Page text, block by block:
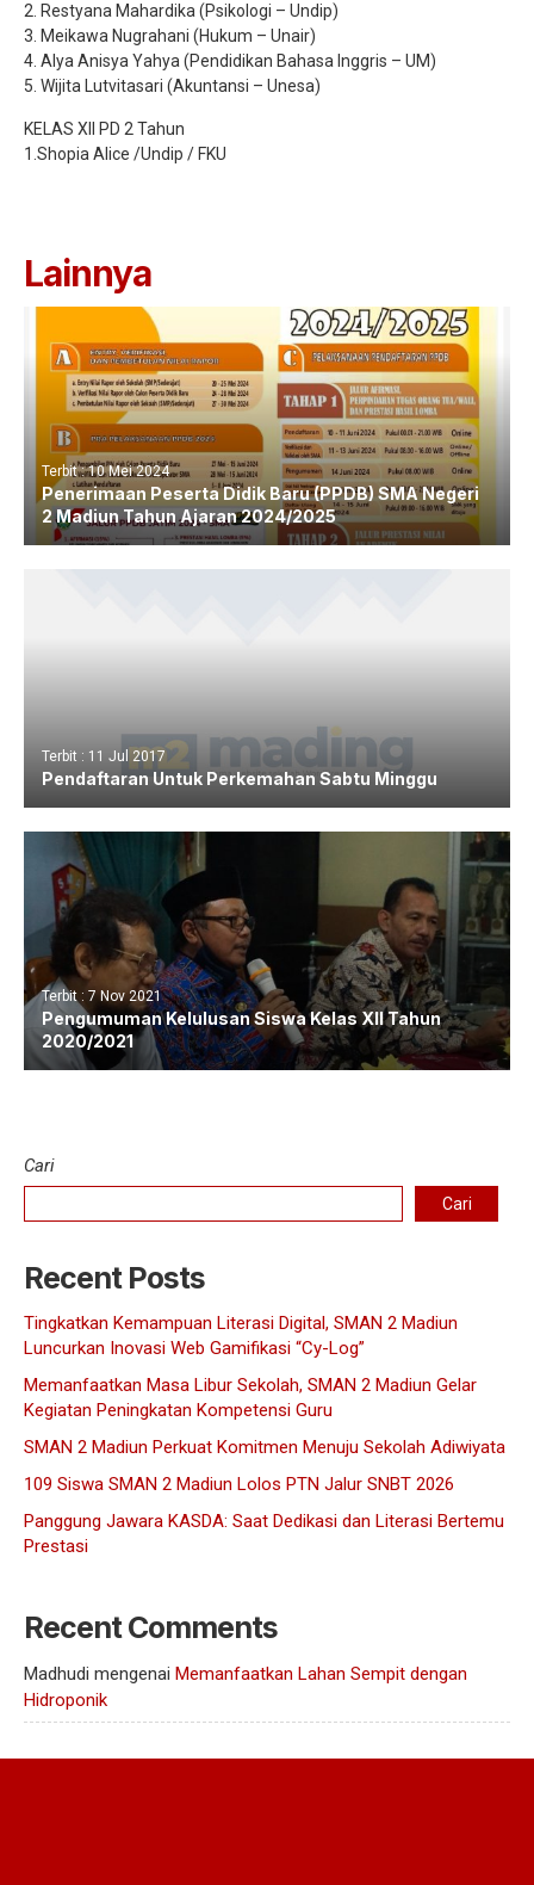
2. Restyana Mahardika (Psikologi – Undip)
3. Meikawa Nugrahani (Hukum – Unair)
4. Alya Anisya Yahya (Pendidikan Bahasa Inggris – UM)
5. Wijita Lutvitasari (Akuntansi – Unesa)
KELAS XII PD 2 Tahun
1.Shopia Alice /Undip / FKU
Lainnya
Terbit : 10 Mei 2024
Penerimaan Peserta Didik Baru (PPDB) SMA Negeri
2 Madiun Tahun Ajaran 2024/2025
Terbit : 11 Jul 2017
Pendaftaran Untuk Perkemahan Sabtu Minggu
Terbit : 7 Nov 2021
Pengumuman Kelulusan Siswa Kelas XII Tahun
2020/2021
Cari
Cari
Recent Posts
Tingkatkan Kemampuan Literasi Digital, SMAN 2 Madiun
Luncurkan Inovasi Web Gamifikasi “Cy-Log”
Memanfaatkan Masa Libur Sekolah, SMAN 2 Madiun Gelar
Kegiatan Peningkatan Kompetensi Guru
SMAN 2 Madiun Perkuat Komitmen Menuju Sekolah Adiwiyata
109 Siswa SMAN 2 Madiun Lolos PTN Jalur SNBT 2026
Panggung Jawara KASDA: Saat Dedikasi dan Literasi Bertemu
Prestasi
Recent Comments
Madhudi mengenai Memanfaatkan Lahan Sempit dengan
Hidroponik